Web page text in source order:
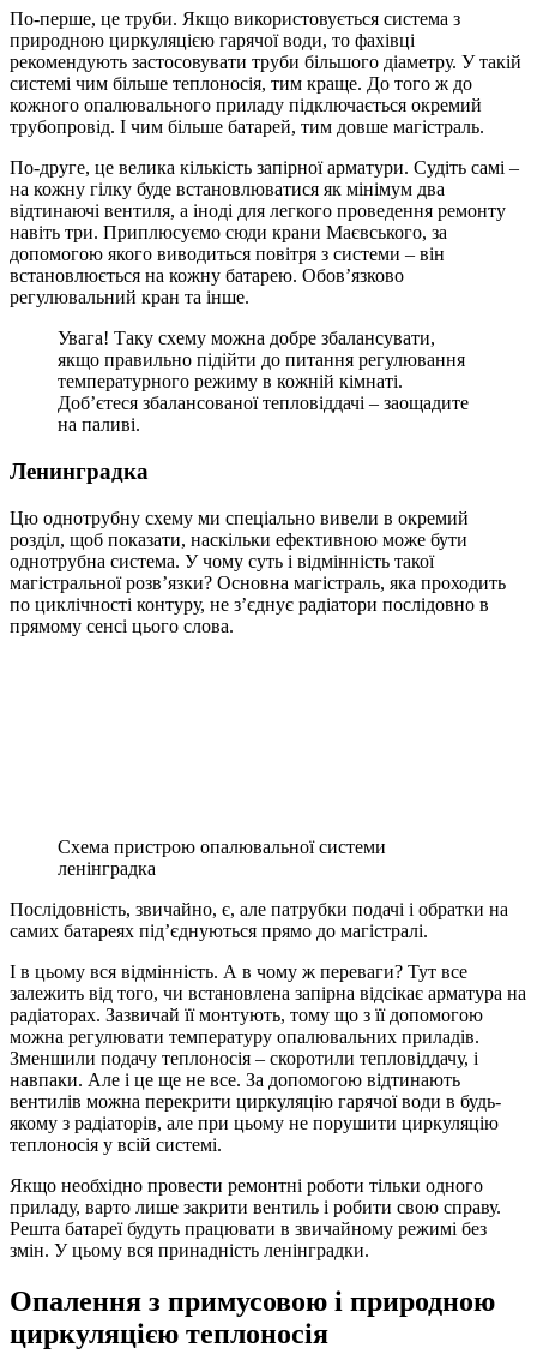
По-перше, це труби. Якщо використовується система з
природною циркуляцією гарячої води, то фахівці
рекомендують застосовувати труби більшого діаметру. У такій
системі чим більше теплоносія, тим краще. До того ж до
кожного опалювального приладу підключається окремий
трубопровід. І чим більше батарей, тим довше магістраль.
По-друге, це велика кількість запірної арматури. Судіть самі –
на кожну гілку буде встановлюватися як мінімум два
відтинаючі вентиля, а іноді для легкого проведення ремонту
навіть три. Приплюсуємо сюди крани Маєвського, за
допомогою якого виводиться повітря з системи – він
встановлюється на кожну батарею. Обов’язково
регулювальний кран та інше.
Увага! Таку схему можна добре збалансувати,
якщо правильно підійти до питання регулювання
температурного режиму в кожній кімнаті.
Доб’єтеся збалансованої тепловіддачі – заощадите
на паливі.
Ленинградка
Цю однотрубну схему ми спеціально вивели в окремий
розділ, щоб показати, наскільки ефективною може бути
однотрубна система. У чому суть і відмінність такої
магістральної розв’язки? Основна магістраль, яка проходить
по циклічності контуру, не з’єднує радіатори послідовно в
прямому сенсі цього слова.
Схема пристрою опалювальної системи
ленінградка
Послідовність, звичайно, є, але патрубки подачі і обратки на
самих батареях під’єднуються прямо до магістралі.
І в цьому вся відмінність. А в чому ж переваги? Тут все
залежить від того, чи встановлена запірна відсікає арматура на
радіаторах. Зазвичай її монтують, тому що з її допомогою
можна регулювати температуру опалювальних приладів.
Зменшили подачу теплоносія – скоротили тепловіддачу, і
навпаки. Але і це ще не все. За допомогою відтинають
вентилів можна перекрити циркуляцію гарячої води в будь-
якому з радіаторів, але при цьому не порушити циркуляцію
теплоносія у всій системі.
Якщо необхідно провести ремонтні роботи тільки одного
приладу, варто лише закрити вентиль і робити свою справу.
Решта батареї будуть працювати в звичайному режимі без
змін. У цьому вся принадність ленінградки.
Опалення з примусовою і природною
циркуляцією теплоносія